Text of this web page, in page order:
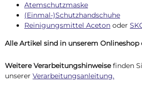
Atemschutzmaske
(Einmal-)Schutzhandschuhe
Reinigungsmittel Aceton oder
Alle Artikel sind in unserem Onlineshop
Weitere Verarbeitungshinweisefinden
unserer Verarbeitungsanleitung.